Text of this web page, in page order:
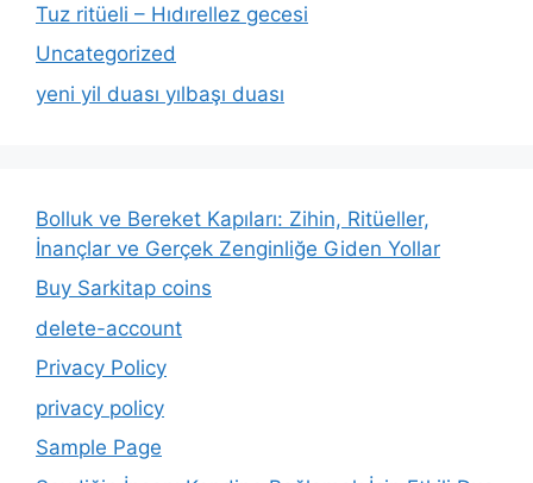
Tuz ritüeli – Hıdırellez gecesi
Uncategorized
yeni yil duası yılbaşı duası
Bolluk ve Bereket Kapıları: Zihin, Ritüeller,
İnançlar ve Gerçek Zenginliğe Giden Yollar
Buy Sarkitap coins
delete-account
Privacy Policy
privacy policy
Sample Page